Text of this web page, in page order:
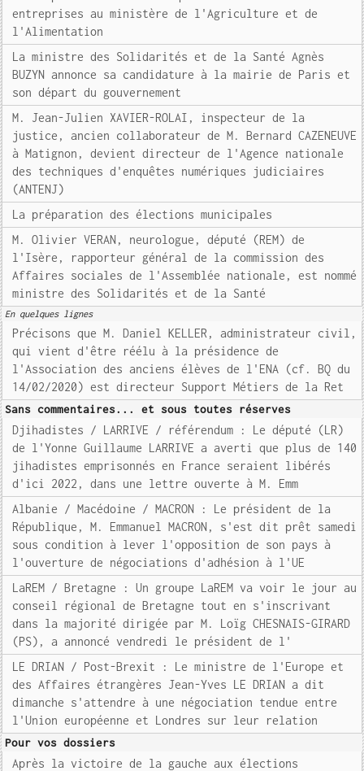
entreprises au ministère de l'Agriculture et de
l'Alimentation
La ministre des Solidarités et de la Santé Agnès
BUZYN annonce sa candidature à la mairie de Paris et
son départ du gouvernement
M. Jean-Julien XAVIER-ROLAI, inspecteur de la
justice, ancien collaborateur de M. Bernard CAZENEUVE
à Matignon, devient directeur de l'Agence nationale
des techniques d'enquêtes numériques judiciaires
(ANTENJ)
La préparation des élections municipales
M. Olivier VERAN, neurologue, député (REM) de
l'Isère, rapporteur général de la commission des
Affaires sociales de l'Assemblée nationale, est nommé
ministre des Solidarités et de la Santé
En quelques lignes
Précisons que M. Daniel KELLER, administrateur civil,
qui vient d'être réélu à la présidence de
l'Association des anciens élèves de l'ENA (cf. BQ du
14/02/2020) est directeur Support Métiers de la Ret
Sans commentaires... et sous toutes réserves
Djihadistes / LARRIVE / référendum : Le député (LR)
de l'Yonne Guillaume LARRIVE a averti que plus de 140
jihadistes emprisonnés en France seraient libérés
d'ici 2022, dans une lettre ouverte à M. Emm
Albanie / Macédoine / MACRON : Le président de la
République, M. Emmanuel MACRON, s'est dit prêt samedi
sous condition à lever l'opposition de son pays à
l'ouverture de négociations d'adhésion à l'UE
LaREM / Bretagne : Un groupe LaREM va voir le jour au
conseil régional de Bretagne tout en s'inscrivant
dans la majorité dirigée par M. Loïg CHESNAIS-GIRARD
(PS), a annoncé vendredi le président de l'
LE DRIAN / Post-Brexit : Le ministre de l'Europe et
des Affaires étrangères Jean-Yves LE DRIAN a dit
dimanche s'attendre à une négociation tendue entre
l'Union européenne et Londres sur leur relation
Pour vos dossiers
Après la victoire de la gauche aux élections